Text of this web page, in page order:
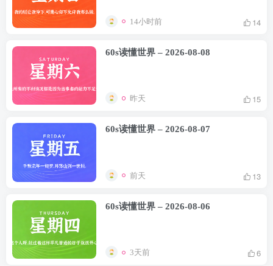
14小时前 14
60s读懂世界 – 2026-08-08
昨天 15
60s读懂世界 – 2026-08-07
前天 13
60s读懂世界 – 2026-08-06
3天前 6